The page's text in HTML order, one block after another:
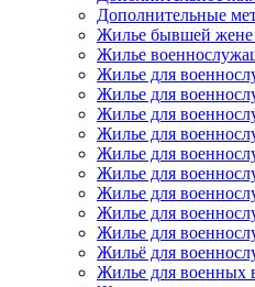
Дополнительные
Жилье бывшей жене
Жилье
Жилье для
Жилье для
Жилье для
Жилье для
Жилье для
Жилье для
Жилье для
Жилье для
Жилье для
Жильё для
Жилье для военных